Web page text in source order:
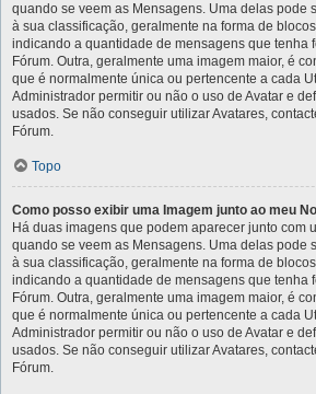
quando se veem as Mensagens. Uma delas pode
à sua classificação, geralmente na forma de
indicando a quantidade de mensagens que tenha
Fórum. Outra, geralmente uma imagem maior, é
que é normalmente única ou pertencente a cada
Administrador permitir ou não o uso de Avatar e
usados. Se não conseguir utilizar Avatares,
Fórum.
Topo
Como posso exibir uma Imagem junto ao meu
Há duas imagens que podem aparecer junto com
quando se veem as Mensagens. Uma delas pode
à sua classificação, geralmente na forma de
indicando a quantidade de mensagens que tenha
Fórum. Outra, geralmente uma imagem maior, é
que é normalmente única ou pertencente a cada
Administrador permitir ou não o uso de Avatar e
usados. Se não conseguir utilizar Avatares,
Fórum.